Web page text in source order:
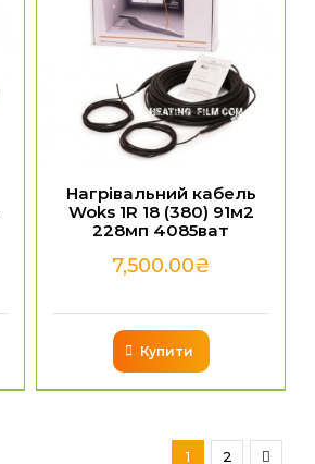
Нагрівальний кабель
Woks 1R 18 (380) 91м2
228мп 4085ват
7,500.00₴
Купити
1 2